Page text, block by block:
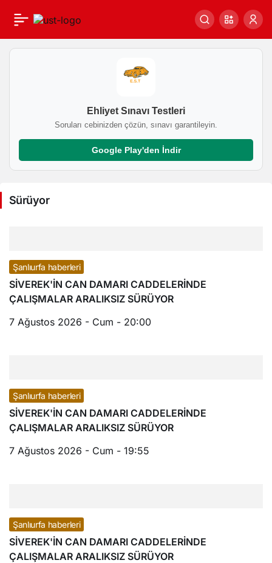
Sürüyor
Ehliyet Sınavı Testleri
Soruları cebinizden çözün, sınavı garantileyin.
Google Play'den İndir
Sürüyor
Şanlıurfa haberleri
SİVEREK'İN CAN DAMARI CADDELERİNDE
ÇALIŞMALAR ARALIKSIZ SÜRÜYOR
7 Ağustos 2026 - Cum - 20:00
Şanlıurfa haberleri
SİVEREK'İN CAN DAMARI CADDELERİNDE
ÇALIŞMALAR ARALIKSIZ SÜRÜYOR
7 Ağustos 2026 - Cum - 19:55
Şanlıurfa haberleri
SİVEREK'İN CAN DAMARI CADDELERİNDE
ÇALIŞMALAR ARALIKSIZ SÜRÜYOR